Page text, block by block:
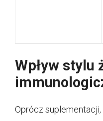
Wpływ stylu
Oprócz